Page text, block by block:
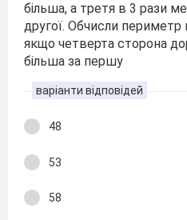
більша, а третя в 3 рази
другої. Обчисли периметр
якщо четверта сторона
більша за першу
варіанти відповідей
48
53
58